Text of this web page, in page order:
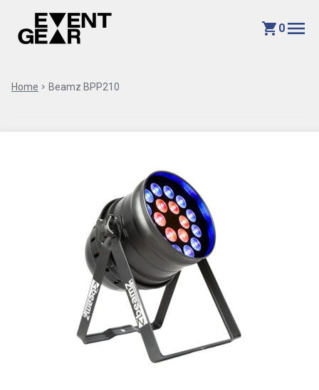
shopping_cart 0 menu
Home chevron_right Beamz BPP210